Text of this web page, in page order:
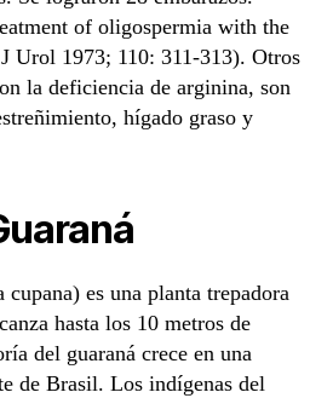
of oligospermia with the
Urol 1973; 110: 311-313). Otros
la deficiencia de arginina, son
hígado graso y
es una planta trepadora
hasta los 10 metros de
del guaraná crece en una
de Brasil. Los indígenas del